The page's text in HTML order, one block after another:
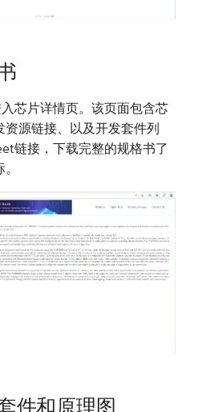
芯片详情页。该页面包含芯
资源链接、以及开发套件列
链接，下载完整的规格书了
件和原理图